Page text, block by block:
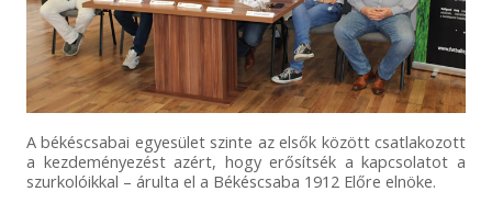
A békéscsabai egyesület szinte az elsők között csatlakozott
a kezdeményezést azért, hogy erősítsék a kapcsolatot a
szurkolóikkal – árulta el a Békéscsaba 1912 Előre elnöke.